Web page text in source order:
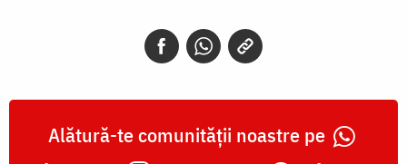
Alătură-te comunității noastre pe